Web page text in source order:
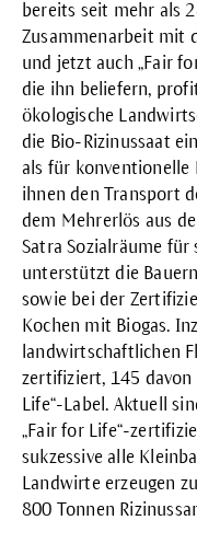
bereits seit mehr als
Zusammenarbeit mit
und jetzt auch „Fair
die ihn beliefern,
ökologische
die Bio-Rizinussaat
als für konventionelle
ihnen den Transport
dem Mehrerlös aus
Satra Sozialräume
unterstützt die
sowie bei der
Kochen mit Biogas.
landwirtschaftlichen
zertifiziert, 145 davon
Life“-Label. Aktuell
„Fair for Life“-
sukzessive alle
Landwirte erzeugen
800 Tonnen